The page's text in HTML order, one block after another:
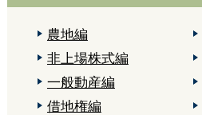
農地編
非上場株式編
一般動産編
借地権編